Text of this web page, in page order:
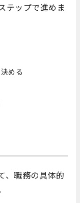
テップで進めま
める
、職務の具体的